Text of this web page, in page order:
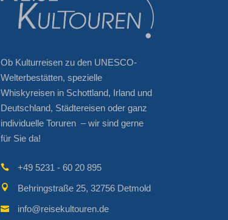
Ob Kulturreisen zu den UNESCO-
Welterbestätten, spezielle
Whiskyreisen in Schottland, Irland und
Deutschland, Städtereisen oder ganz
individuelle Toruren – wir sind gerne
für Sie da!
+49 5231 - 60 20 895
Behringstraße 25, 32756 Detmold
info@reisekultouren.de